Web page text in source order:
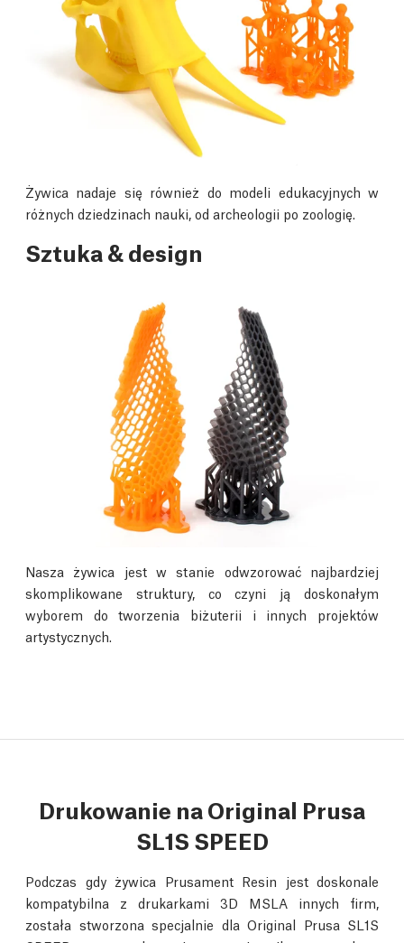
Żywica nadaje się również do modeli edukacyjnych w
różnych dziedzinach nauki, od archeologii po zoologię.
Sztuka & design
Nasza żywica jest w stanie odwzorować najbardziej
skomplikowane struktury, co czyni ją doskonałym
wyborem do tworzenia biżuterii i innych projektów
artystycznych.
Drukowanie na Original Prusa
SL1S SPEED
Podczas gdy żywica Prusament Resin jest doskonale
kompatybilna z drukarkami 3D MSLA innych firm,
została stworzona specjalnie dla Original Prusa SL1S